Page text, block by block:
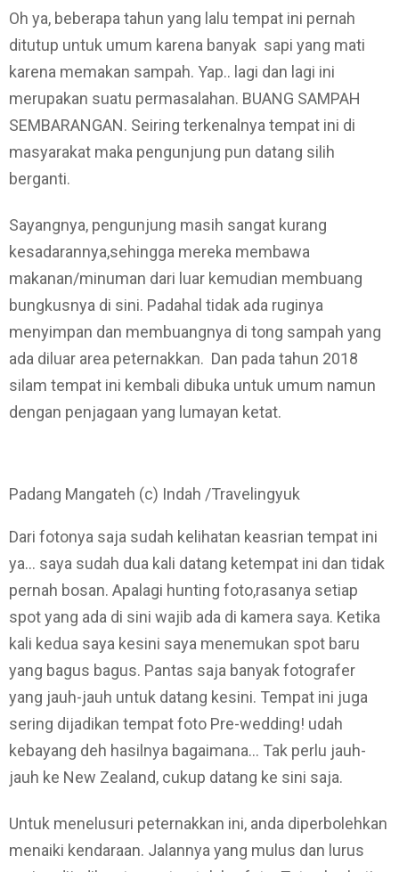
Oh ya, beberapa tahun yang lalu tempat ini pernah
ditutup untuk umum karena banyak sapi yang mati
karena memakan sampah. Yap.. lagi dan lagi ini
merupakan suatu permasalahan. BUANG SAMPAH
SEMBARANGAN. Seiring terkenalnya tempat ini di
masyarakat maka pengunjung pun datang silih
berganti.
Sayangnya, pengunjung masih sangat kurang
kesadarannya,sehingga mereka membawa
makanan/minuman dari luar kemudian membuang
bungkusnya di sini. Padahal tidak ada ruginya
menyimpan dan membuangnya di tong sampah yang
ada diluar area peternakkan. Dan pada tahun 2018
silam tempat ini kembali dibuka untuk umum namun
dengan penjagaan yang lumayan ketat.
Padang Mangateh (c) Indah /Travelingyuk
Dari fotonya saja sudah kelihatan keasrian tempat ini
ya… saya sudah dua kali datang ketempat ini dan tidak
pernah bosan. Apalagi hunting foto,rasanya setiap
spot yang ada di sini wajib ada di kamera saya. Ketika
kali kedua saya kesini saya menemukan spot baru
yang bagus bagus. Pantas saja banyak fotografer
yang jauh-jauh untuk datang kesini. Tempat ini juga
sering dijadikan tempat foto Pre-wedding! udah
kebayang deh hasilnya bagaimana… Tak perlu jauh-
jauh ke New Zealand, cukup datang ke sini saja.
Untuk menelusuri peternakkan ini, anda diperbolehkan
menaiki kendaraan. Jalannya yang mulus dan lurus